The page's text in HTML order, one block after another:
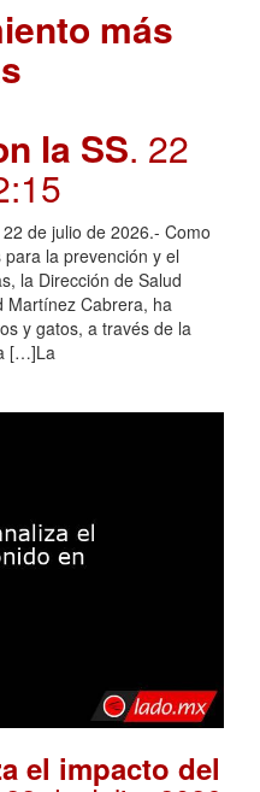
más
la SS. 22
de julio de 2026.- Como
la prevención y el
la Dirección de Salud
Martínez Cabrera, ha
y gatos, a través de la
[…]La
el impacto del